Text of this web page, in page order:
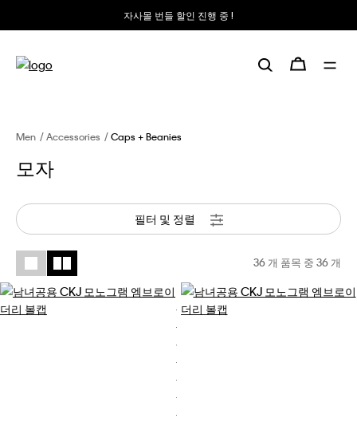
자사몰 번들 할인 진행 중 !
Men Accessories Caps + Beanies
모자
필터 및 정렬
36 개 품목 중 36 개